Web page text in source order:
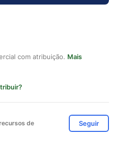
com atribuição. Mais
de
Seguir